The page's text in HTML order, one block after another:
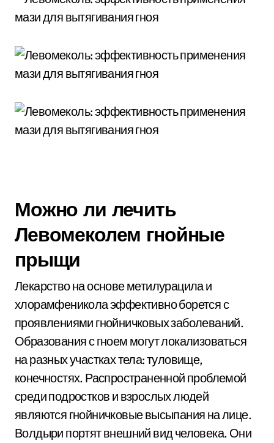
Можно ли лечить
Левомеколем гнойные
прыщи
Лекарство на основе метилурацила и
хлорамфеникола эффективно борется с
проявлениями гнойничковых заболеваний.
Образования с гноем могут локализоваться
на разных участках тела: туловище,
конечностях. Распространенной проблемой
среди подростков и взрослых людей
являются гнойничковые высыпания на лице.
Волдыри портят внешний вид человека. Они